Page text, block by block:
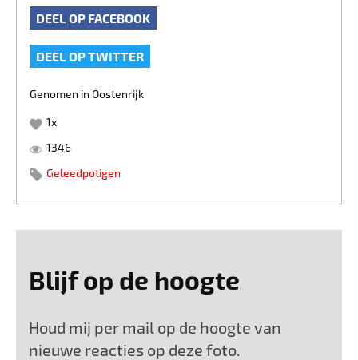
DEEL OP FACEBOOK
DEEL OP TWITTER
Genomen in Oostenrijk
1x
1346
Geleedpotigen
Blijf op de hoogte
Houd mij per mail op de hoogte van
nieuwe reacties op deze foto.